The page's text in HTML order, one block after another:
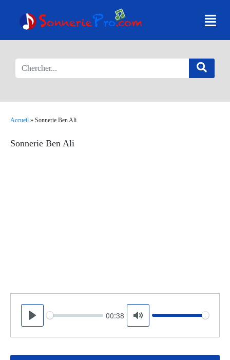
Accueil » Sonnerie Ben Ali
Sonnerie Ben Ali
Play
Seek 00:38
Mute
Volume